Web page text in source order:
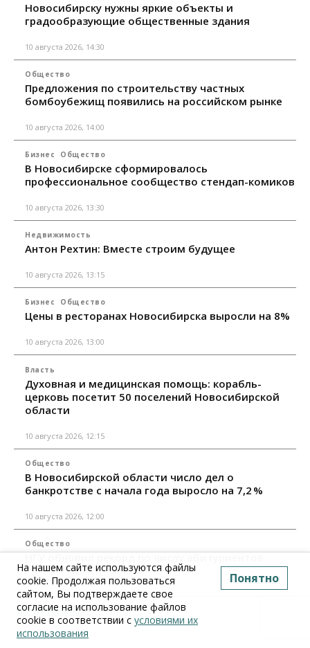
Новосибирску нужны яркие объекты и
градообразующие общественные здания
10 августа 2026, 14:30
Общество
Предложения по строительству частных
бомбоубежищ появились на российском рынке
10 августа 2026, 14:00
Бизнес Общество
В Новосибирске сформировалось
профессиональное сообщество стендап-комиков
10 августа 2026, 13:30
Недвижимость
Антон Рехтин: Вместе строим будущее
10 августа 2026, 13:15
Бизнес Общество
Цены в ресторанах Новосибирска выросли на 8%
10 августа 2026, 13:00
Власть
Духовная и медицинская помощь: корабль-
церковь посетит 50 поселений Новосибирской
области
10 августа 2026, 12:15
Общество
В Новосибирской области число дел о
банкротстве с начала года выросло на 7,2 %
10 августа 2026, 12:00
Общество
НГУ обновил рекорд по числу абитуриентов
10 августа 2026, 11:30
Все материалы
На нашем сайте используются файлы
cookie. Продолжая пользоваться
сайтом, Вы подтверждаете свое
согласие на использование файлов
cookie в соответствии с условиями их
использования
Понятно